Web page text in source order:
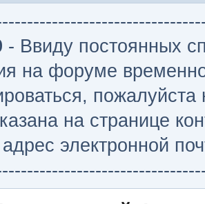
- Ввиду постоянных
на форуме
на странице
электронной